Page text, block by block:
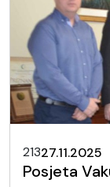
21327.11.2025
Posjeta